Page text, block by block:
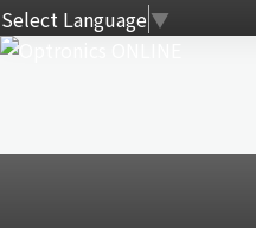
Select Language▼